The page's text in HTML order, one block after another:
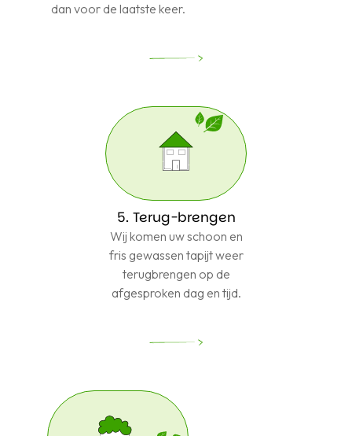
dan voor de laatste keer.
5. Terug-brengen
Wij komen uw schoon en
fris gewassen tapijt weer
terugbrengen op de
afgesproken dag en tijd.